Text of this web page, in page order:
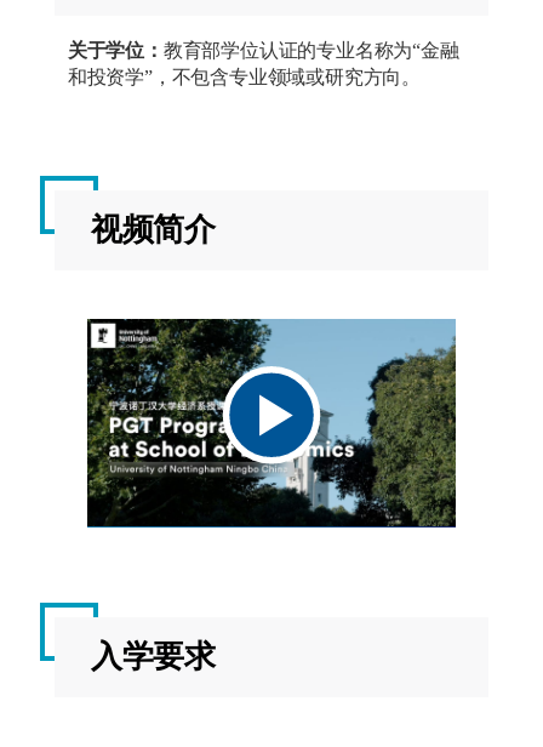
关于学位： 教育部学位认证的专业名称为“金融
和投资学”，不包含专业领域或研究方向。
视频简介
入学要求